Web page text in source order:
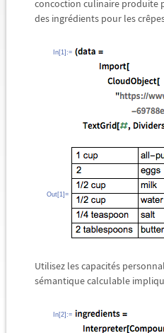
concoction culinaire produite
des ingrédients pour les
In[1]:=
Out[1]=
Utilisez les capacités
sémantique calculable
In[2]:=